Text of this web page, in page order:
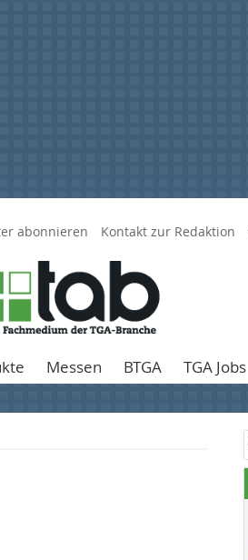
abonnieren Kontakt zur Redaktion
Messen BTGA TGA Jobs